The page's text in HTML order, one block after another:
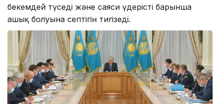
бекемдей түседі және саяси үдерістің барынша
ашық болуына септігін тигізеді.